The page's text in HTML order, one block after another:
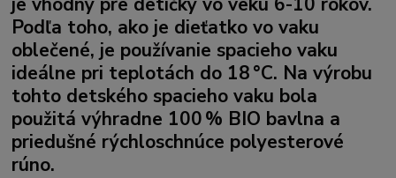
Podľa toho, ako je dieťatko vo vaku
oblečené, je používanie spacieho vaku
ideálne pri teplotách do 18 °C. Na výrobu
tohto detského spacieho vaku bola
použitá výhradne 100 % BIO bavlna a
priedušné rýchloschnúce polyesterové
rúno.